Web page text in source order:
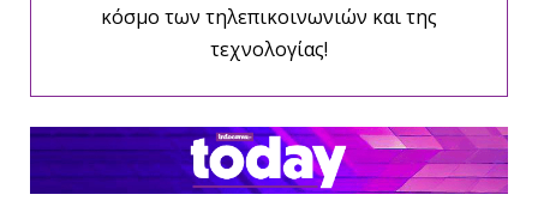
κόσμο των τηλεπικοινωνιών και της
τεχνολογίας!